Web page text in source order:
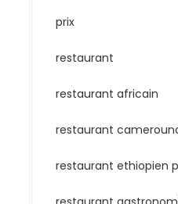
prix
restaurant
restaurant africain
restaurant
restaurant ethiopien